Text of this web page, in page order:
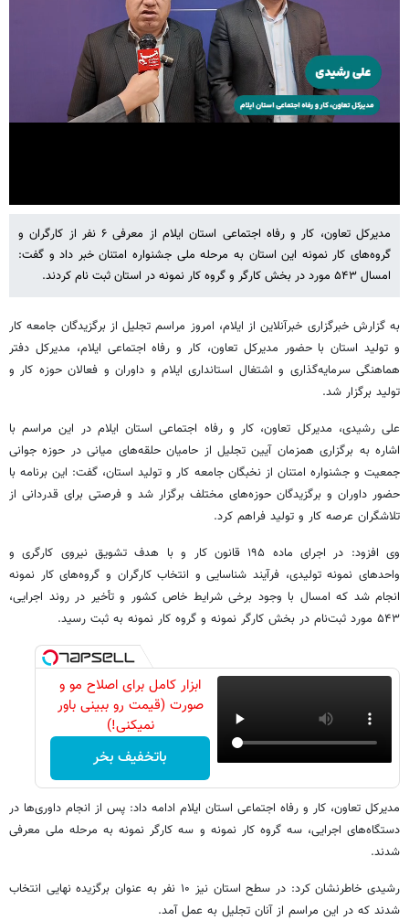
Mute Settings
مدیرکل تعاون، کار و رفاه اجتماعی استان ایلام از معرفی ۶ نفر از کارگران و
گروه‌های کار نمونه این استان به مرحله ملی جشنواره امتنان خبر داد و گفت:
امسال ۵۴۳ مورد در بخش کارگر و گروه کار نمونه در استان ثبت نام کردند.
به گزارش خبرگزاری خبرآنلاین از ایلام، امروز مراسم تجلیل از برگزیدگان جامعه کار
و تولید استان با حضور مدیرکل تعاون، کار و رفاه اجتماعی ایلام، مدیرکل دفتر
هماهنگی سرمایه‌گذاری و اشتغال استانداری ایلام و داوران و فعالان حوزه کار و
تولید برگزار شد.
علی رشیدی، مدیرکل تعاون، کار و رفاه اجتماعی استان ایلام در این مراسم با
اشاره به برگزاری همزمان آیین تجلیل از حامیان حلقه‌های میانی در حوزه جوانی
جمعیت و جشنواره امتنان از نخبگان جامعه کار و تولید استان، گفت: این برنامه با
حضور داوران و برگزیدگان حوزه‌های مختلف برگزار شد و فرصتی برای قدردانی از
تلاشگران عرصه کار و تولید فراهم کرد.
وی افزود: در اجرای ماده ۱۹۵ قانون کار و با هدف تشویق نیروی کارگری و
واحدهای نمونه تولیدی، فرآیند شناسایی و انتخاب کارگران و گروه‌های کار نمونه
انجام شد که امسال با وجود برخی شرایط خاص کشور و تأخیر در روند اجرایی،
۵۴۳ مورد ثبت‌نام در بخش کارگر نمونه و گروه کار نمونه به ثبت رسید.
ابزار کامل برای اصلاح مو و
صورت (قیمت رو ببینی باور
نمیکنی!)
باتخفیف بخر
مدیرکل تعاون، کار و رفاه اجتماعی استان ایلام ادامه داد: پس از انجام داوری‌ها در
دستگاه‌های اجرایی، سه گروه کار نمونه و سه کارگر نمونه به مرحله ملی معرفی
شدند.
رشیدی خاطرنشان کرد: در سطح استان نیز ۱۰ نفر به عنوان برگزیده نهایی انتخاب
شدند که در این مراسم از آنان تجلیل به عمل آمد.